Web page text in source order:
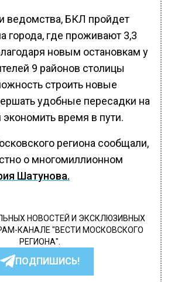
ведомства, БКЛ пройдет
города, где проживают 3,3
новым остановкам у
9 районов столицы
строить новые
удобные пересадки на
экономить время в пути.
региона сообщали,
о многомиллионном
Шатунова.
НОВОСТЕЙ И ЭКСКЛЮЗИВНЫХ
КАНАЛЕ "ВЕСТИ МОСКОВСКОГО
РЕГИОНА".
ПОДПИШИСЬ!